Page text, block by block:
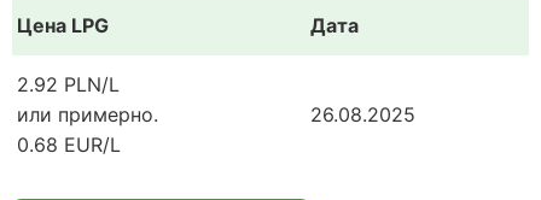
Цена LPG Дата
2.92 PLN/L
или примерно.
0.68 EUR/L
26.08.2025